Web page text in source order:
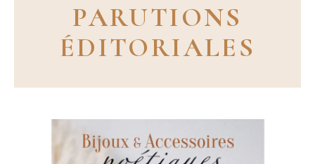
PARUTIONS
ÉDITORIALES